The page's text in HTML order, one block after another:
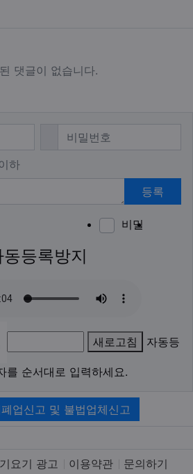
댓글이 없습니다.
비밀번호필수
하
등록
비밀
동등록방지
새로고침 자동등
를 순서대로 입력하세요.
업신고 및 불법업체신고
요기 광고 이용약관 문의하기